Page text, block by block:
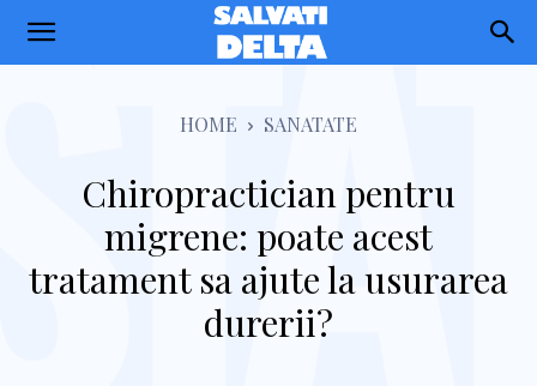
Salvati
HOME SANATATE
Chiropractician pentru
migrene: poate acest
tratament sa ajute la usurarea
durerii?